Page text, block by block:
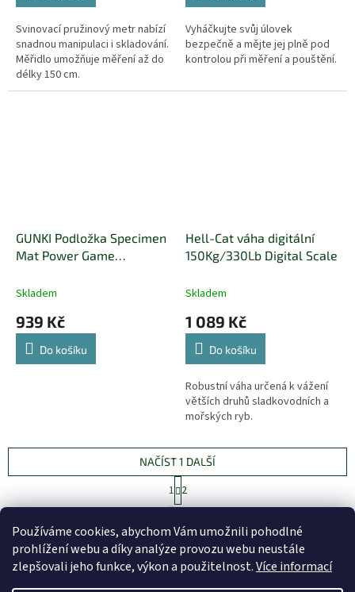
Používáme cookies, abychom Vám umožnili pohodlné
prohlížení webu a díky analýze provozu webu neustále
zlepšovali jeho funkce, výkon a použitelnost.Více informací
Svinovací pružinový metr nabízí
snadnou manipulaci i skladování.
Měřidlo umožňuje měření až do
délky 150 cm.
Vyháčkujte svůj úlovek
bezpečně a mějte jej plně pod
kontrolou při měření a pouštění.
GUNKI Podložka Specimen
Mat Power Game
Skladem
939 Kč
Do košíku
Hell-Cat váha digitální
150Kg/330Lb Digital Scale
Skladem
1 089 Kč
Do košíku
Robustní váha určená k vážení
větších druhů sladkovodních a
mořských ryb.
O
l
á
d
NAČÍST 1 DALŠÍ
t
r
á
n
k
o
v
1 2
13položek celkem
NAHORU